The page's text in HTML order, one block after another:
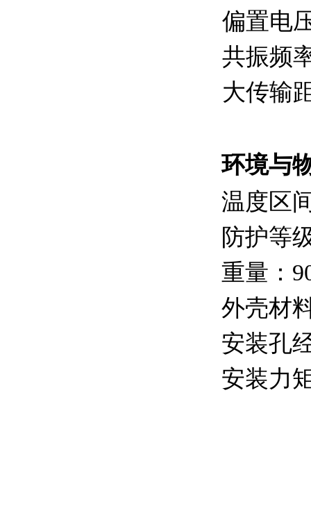
偏置电
共振频
大传输
环境与
温度区
防护等
重量：
外壳材
安装孔
安装力